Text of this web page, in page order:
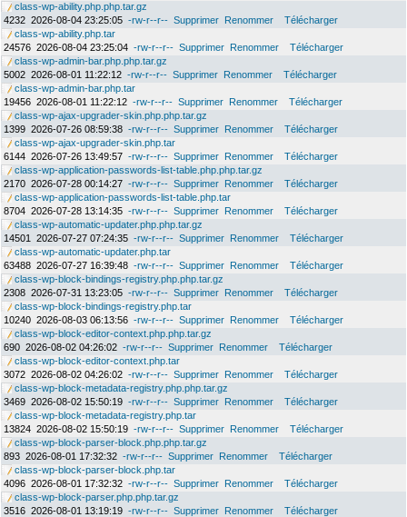
class-wp-ability.php.php.tar.gz
4232 2026-08-04 23:25:05 -rw-r--r-- Supprimer Renommer
Télécharger
class-wp-ability.php.tar
24576 2026-08-04 23:25:04 -rw-r--r-- Supprimer Renommer
Télécharger
class-wp-admin-bar.php.php.tar.gz
5002 2026-08-01 11:22:12 -rw-r--r-- Supprimer Renommer
Télécharger
class-wp-admin-bar.php.tar
19456 2026-08-01 11:22:12 -rw-r--r-- Supprimer Renommer
Télécharger
class-wp-ajax-upgrader-skin.php.php.tar.gz
1399 2026-07-26 08:59:38 -rw-r--r-- Supprimer Renommer
Télécharger
class-wp-ajax-upgrader-skin.php.tar
6144 2026-07-26 13:49:57 -rw-r--r-- Supprimer Renommer
Télécharger
class-wp-application-passwords-list-table.php.php.tar.gz
2170 2026-07-28 00:14:27 -rw-r--r-- Supprimer Renommer
Télécharger
class-wp-application-passwords-list-table.php.tar
8704 2026-07-28 13:14:35 -rw-r--r-- Supprimer Renommer
Télécharger
class-wp-automatic-updater.php.php.tar.gz
14501
2026-07-27 07:24:35 -rw-r--r-- Supprimer Renommer
Télécharger
class-wp-automatic-updater.php.tar
63488 2026-07-27 16:39:48 -rw-r--r-- Supprimer Renommer
Télécharger
class-wp-block-bindings-registry.php.php.tar.gz
2308 2026-07-31 13:23:05 -rw-r--r-- Supprimer Renommer
Télécharger
class-wp-block-bindings-registry.php.tar
10240 2026-08-03 06:13:56 -rw-r--r-- Supprimer Renommer
Télécharger
class-wp-block-editor-context.php.php.tar.gz
690 2026-08-02 04:26:02 -rw-r--r-- Supprimer Renommer
Télécharger
class-wp-block-editor-context.php.tar
3072 2026-08-02 04:26:02 -rw-r--r-- Supprimer Renommer
Télécharger
class-wp-block-metadata-registry.php.php.tar.gz
3469 2026-08-02 15:50:19 -rw-r--r-- Supprimer Renommer
Télécharger
class-wp-block-metadata-registry.php.tar
13824 2026-08-02 15:50:19 -rw-r--r-- Supprimer Renommer
Télécharger
class-wp-block-parser-block.php.php.tar.gz
893 2026-08-01 17:32:32 -rw-r--r-- Supprimer Renommer
Télécharger
class-wp-block-parser-block.php.tar
4096 2026-08-01 17:32:32 -rw-r--r-- Supprimer Renommer
Télécharger
class-wp-block-parser.php.php.tar.gz
3516 2026-08-01 13:19:19 -rw-r--r-- Supprimer Renommer
Télécharger